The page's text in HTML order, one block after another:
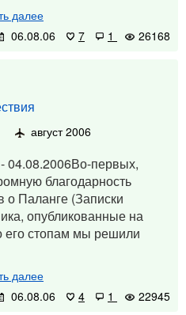
далее
06.08.06
7 1 26168
август 2006
04.08.2006Во-первых,
благодарность
о Паланге (Записки
опубликованные на
его стопам мы решили
далее
06.08.06
4 1 22945